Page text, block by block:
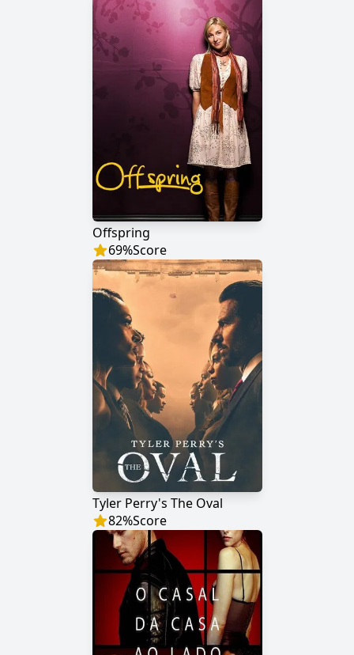
Offspring
69%Score
Tyler Perry's The Oval
82%Score